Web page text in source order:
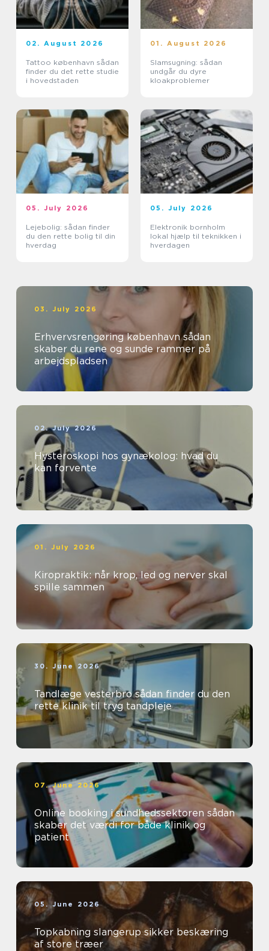
02. August 2026
Tattoo københavn sådan
finder du det rette studie
i hovedstaden
01. August 2026
Slamsugning: sådan
undgår du dyre
kloakproblemer
05. July 2026
Lejebolig: sådan finder
du den rette bolig til din
hverdag
05. July 2026
Elektronik bornholm
lokal hjælp til teknikken i
hverdagen
03. July 2026
Erhvervsrengøring københavn sådan
skaber du rene og sunde rammer på
arbejdspladsen
02. July 2026
Hysteroskopi hos gynækolog: hvad du
kan forvente
01. July 2026
Kiropraktik: når krop, led og nerver skal
spille sammen
30. June 2026
Tandlæge vesterbro sådan finder du den
rette klinik til tryg tandpleje
07. June 2026
Online booking i sundhedssektoren sådan
skaber det værdi for både klinik og
patient
05. June 2026
Topkabning slangerup sikker beskæring
af store træer